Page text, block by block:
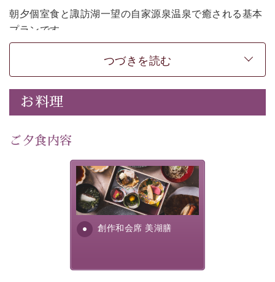
朝夕個室食と諏訪湖一望の自家源泉温泉で癒される基本
プランです。
諏訪湖を眺めながら幽玄な装飾の館内で静かに寛いでお
-----------【安心への取り組み】----------
個室料亭、貸切風呂のご利用が可能な上、 安心安全にご
滞在いただけるよう
30項目以上からなる独自の衛生・消毒プログラムの基、
徹底した衛生管理を行っております。
---------------------------------------------
・朝夕個室料亭で個室食
・諏訪大社4社を巡る無料参拝バス（事前予約制）
・館内着をご用意
・環境に配慮したアメニティをご用意
つづきを読む
お料理
ご夕食内容
創作和会席 美湖膳
美湖膳とは諏訪の地で特別を
提供する為に料理長・神原 裕
明が考え出した創作和会席で
す。美しい諏訪湖の幸...